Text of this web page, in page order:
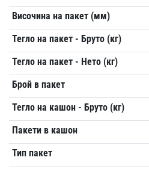
Височина на пакет (мм)
Тегло на пакет - Бруто (кг)
Тегло на пакет - Нето (кг)
Брой в пакет
Тегло на кашон - Бруто (кг)
Пакети в кашон
Тип пакет